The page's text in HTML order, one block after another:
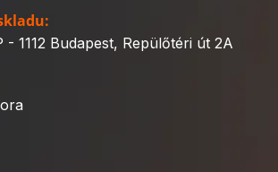
- 1112 Budapest, Repülőtéri út 2A